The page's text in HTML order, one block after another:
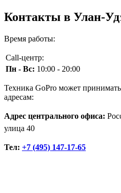
Контакты в Улан-
Время работы:
Call-центр:
Пн - Вс: 10:00 - 20:00
Техника GoPro может
адресам:
Адрес центрального офиса:
улица 40
Тел: +7 (495) 147-17-65